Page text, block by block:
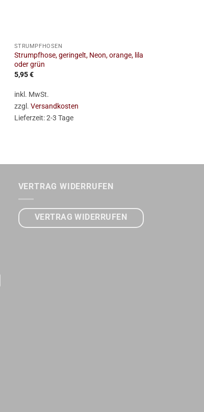
STRUMPFHOSEN
Strumpfhose, geringelt, Neon, orange, lila
oder grün
5,95€
inkl. MwSt.
zzgl. Versandkosten
Lieferzeit:2-3 Tage
VERTRAG WIDERRUFEN
VERTRAG WIDERRUFEN